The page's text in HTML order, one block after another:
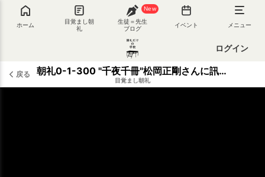
ホーム
目覚まし朝
礼
New
生徒＝先生
ブログ
イベント メニュー
ログイン
戻る 朝礼0-1-300 "千夜千冊"松岡正剛さんに訊く「かぶき者」が求められる理由【「朝礼だけの学校」1時間ノーカット対談】
目覚まし朝礼